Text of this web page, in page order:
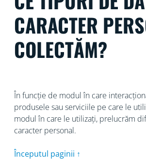
CARACTER
COLECTĂM?
În funcție de modul în care
produsele sau serviciile pe care le
modul în care le utilizați, prelucrăm
caracter personal.
Începutul paginii ↑